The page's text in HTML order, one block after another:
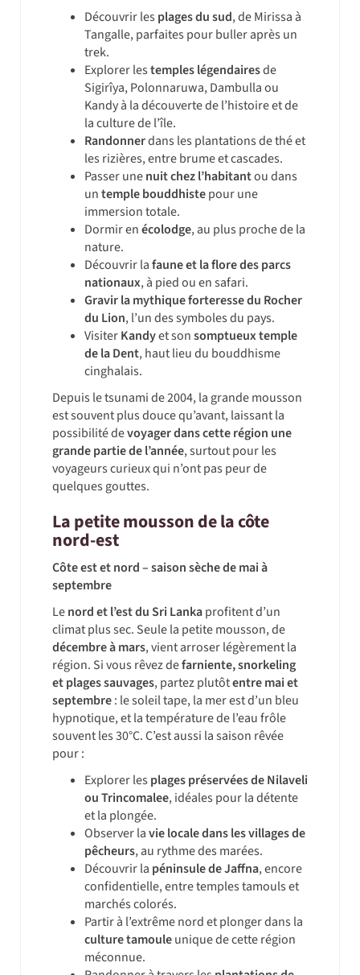
Découvrir les plages du sud, de Mirissa à
Tangalle, parfaites pour buller après un
trek.
Explorer lestemples légendairesde
Sigirîya, Polonnaruwa, Dambulla ou
Kandy à la découverte de l’histoire et de
la culture de l’île.
Randonnerdans les plantations de thé et
les rizières, entre brume et cascades.
Passer unenuit chez l’habitantou dans
untemple bouddhistepour une
immersion totale.
Dormir enécolodge, au plus proche de la
nature.
Découvrir lafaune et la flore des parcs
nationaux, à pied ou en safari.
Gravir la mythique forteresse du Rocher
du Lion, l’un des symboles du pays.
VisiterKandyet sonsomptueux temple
de la Dent, haut lieu du bouddhisme
cinghalais.
Depuis le tsunami de 2004, la grande mousson
est souvent plus douce qu’avant, laissant la
possibilité devoyager dans cette région une
grande partie de l’année, surtout pour les
voyageurs curieux qui n’ont pas peur de
quelques gouttes.
La petite mousson de la côte
nord-est
Côte est et nord – saison sèche de mai à
septembre
Lenord et l’est du Sri Lankaprofitent d’un
climat plus sec. Seule la petite mousson, de
décembre à mars, vient arroser légèrement la
région. Si vous rêvez defarniente, snorkeling
et plages sauvages, partez plutôtentre mai et
septembre: le soleil tape, la mer est d’un bleu
hypnotique, et la température de l’eau frôle
souvent les 30°C. C’est aussi la saison rêvée
pour :
Explorer les plages préservées de Nilaveli
ou Trincomalee, idéales pour la détente
et la plongée.
Observer lavie locale dans les villages de
pêcheurs, au rythme des marées.
Découvrir la péninsule de Jaffna, encore
confidentielle, entre temples tamouls et
marchés colorés.
Partir à l’extrême nord et plonger dans la
culture tamouleunique de cette région
méconnue.